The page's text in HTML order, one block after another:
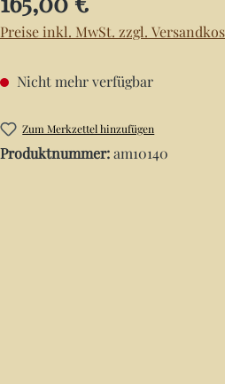
Preise inkl. MwSt. zzgl.
Nicht mehr verfügbar
Zum Merkzettel hinzufügen
Produktnummer:am10140